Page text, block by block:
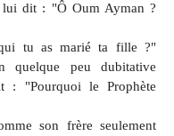
lui dit : "Ô Oum Ayman ?
tu as marié ta fille ?"
quelque peu dubitative
: "Pourquoi le Prophète
son frère seulement